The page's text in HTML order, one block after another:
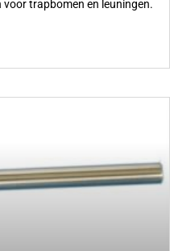
trapbomen en leuningen.